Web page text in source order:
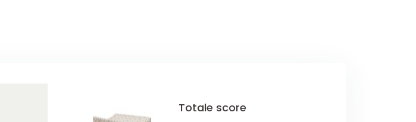
Totale score